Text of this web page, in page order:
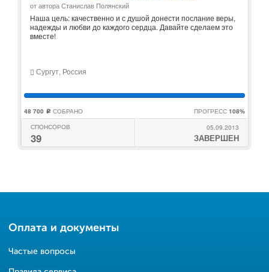
от автора Станислав Полянский
Наша цель: качественно и с душой донести послание веры,
надежды и любви до каждого сердца. Давайте сделаем это
вместе!
Сургут, Россия
48 700 c СОБРАНО ПРОГРЕСС 108%
СПОНСОРОВ
39
05.09.2013
ЗАВЕРШЕН
Оплата и документы
Частые вопросы